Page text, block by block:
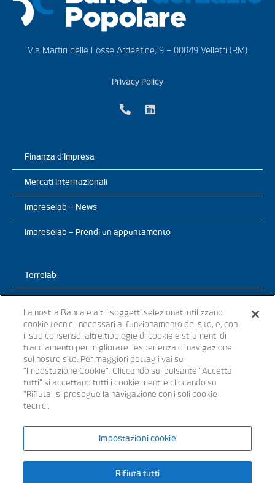
Via Martiri delle Fosse Ardeatine, 9 – 00049 Velletri (RM)
Privacy Policy
Finanza d’Impresa
Mercati Internazionali
Impreselab – News
Impreselab – Prendi un appuntamento
Terrelab
TerreLab – News
TerreLab – prendi un appuntamento
Banche appartenenti al Gruppo Bancario Banca Popolare del Lazio –
P.IVA 15854861000 – iscritta all’ Albo dei Gruppi Bancari al n. 5104
La nostra Banca e altri soggetti selezionati utilizzano
cookie tecnici, necessari al funzionamento del sito, e, con
il suo consenso, altre tipologie di cookie e strumenti di
tracciamento per migliorare l’esperienza di navigazione
sul nostro sito. Per maggiori dettagli vai su
"Impostazione Cookie". Cliccando sul pulsante “Accetta
tutti" si accettano tutti i cookie mentre cliccando su
"Rifiuta" si prosegue la navigazione con i soli cookie
tecnici.
Impostazioni cookie
Rifiuta tutti